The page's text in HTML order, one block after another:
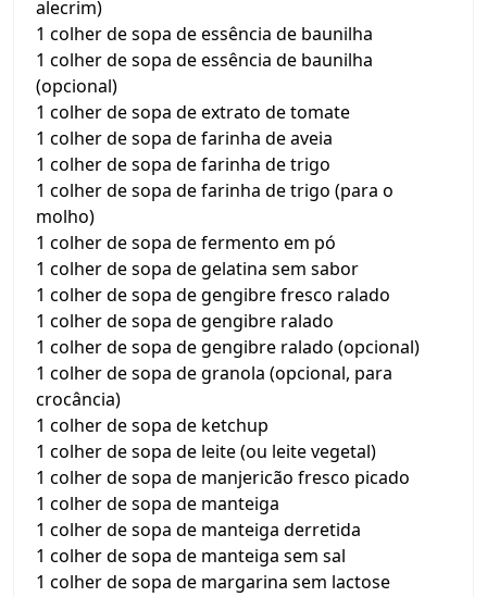
alecrim)
1 colher de sopa de essência de baunilha
1 colher de sopa de essência de baunilha
(opcional)
1 colher de sopa de extrato de tomate
1 colher de sopa de farinha de aveia
1 colher de sopa de farinha de trigo
1 colher de sopa de farinha de trigo (para o
molho)
1 colher de sopa de fermento em pó
1 colher de sopa de gelatina sem sabor
1 colher de sopa de gengibre fresco ralado
1 colher de sopa de gengibre ralado
1 colher de sopa de gengibre ralado (opcional)
1 colher de sopa de granola (opcional, para
crocância)
1 colher de sopa de ketchup
1 colher de sopa de leite (ou leite vegetal)
1 colher de sopa de manjericão fresco picado
1 colher de sopa de manteiga
1 colher de sopa de manteiga derretida
1 colher de sopa de manteiga sem sal
1 colher de sopa de margarina sem lactose